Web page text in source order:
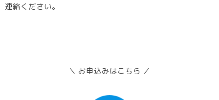
連絡ください。
＼ お申込みはこちら ／